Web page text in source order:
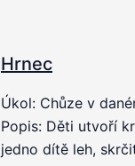
Hrnec
Úkol: Chůze v
Popis: Děti utvoří
jedno dítě leh,